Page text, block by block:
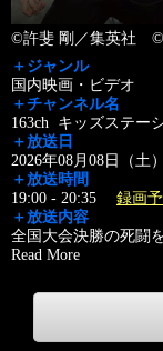
©許斐 剛／集英社 ©
＋ジャンル
国内映画・ビデオ
＋チャンネル名
163ch キッズステー
＋放送日
2026年08月08日（土）
＋放送時間
19:00 - 20:35 録画
＋放送内容
全国大会決勝の死闘
Read More